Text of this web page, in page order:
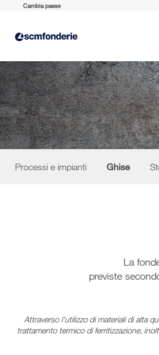
Cambia paese
Processi e impianti Ghise
La
previste
Attraverso l'utilizzo di materiali di alta
trattamento termico di ferritizzazione,